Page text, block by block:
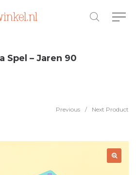
Spel – Jaren 90
Previous / Next Product